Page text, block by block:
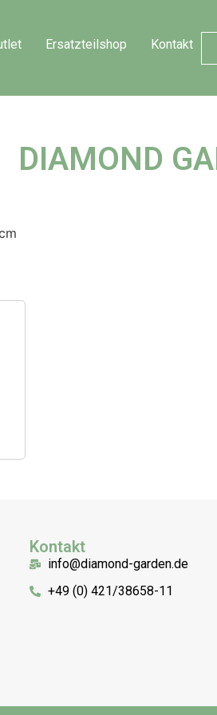
Ersatzteilshop Kontakt
DIAMOND
Kontakt
info@diamond-garden.de
+49 (0) 421/38658-11